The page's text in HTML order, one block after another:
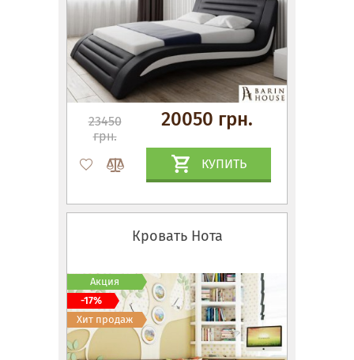
23450
грн.
20050 грн.
КУПИТЬ
Кровать Нота
Акция
-17%
Хит продаж